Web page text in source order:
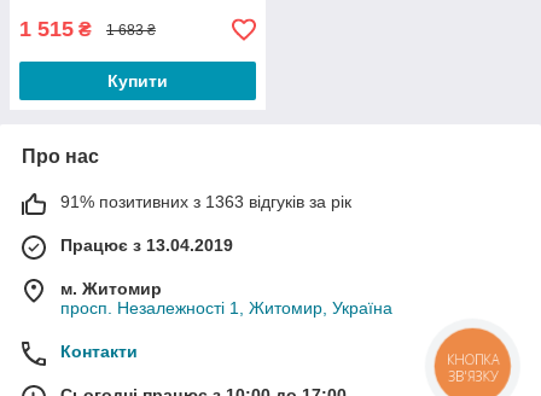
1 515 ₴ 1 683 ₴
Купити
Про нас
91% позитивних з 1363 відгуків за рік
Працює з 13.04.2019
м. Житомир
просп. Незалежності 1, Житомир, Україна
Контакти
КНОПКА
ЗВ'ЯЗКУ